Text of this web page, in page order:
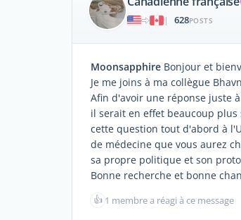
|
628POSTS
Moonsapphire Bonjour et
Je me joins à ma collègue
Afin d'avoir une réponse juste
il serait en effet beaucoup
cette question tout d'abord à
de médecine que vous aurez
sa propre politique et son
Bonne recherche et bonne
👍 1 membre a réagi à ce message